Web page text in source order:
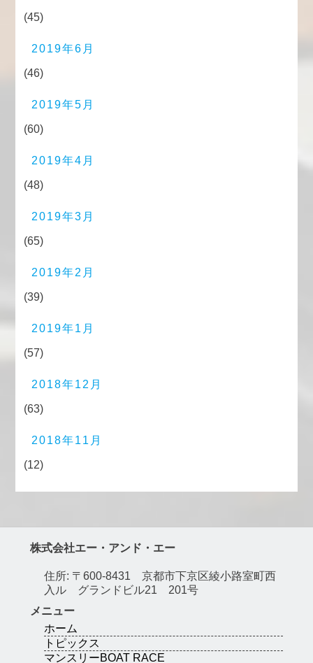
(45)
2019年6月
(46)
2019年5月
(60)
2019年4月
(48)
2019年3月
(65)
2019年2月
(39)
2019年1月
(57)
2018年12月
(63)
2018年11月
(12)
株式会社エー・アンド・エー
住所: 〒600-8431 京都市下京区綾小路室町西
入ル グランドビル21 201号
メニュー
ホーム
トピックス
マンスリーBOAT RACE